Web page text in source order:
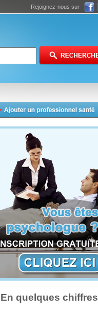
Rejoignez-nous sur
En quelques chiffres